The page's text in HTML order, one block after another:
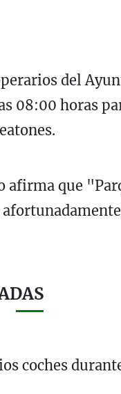
del
08:00 horas
que
coches